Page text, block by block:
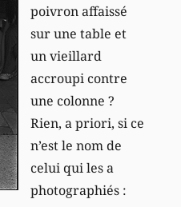
poivron affaissé
sur une table et
un vieillard
accroupi contre
une colonne ?
Rien, a priori, si ce
n’est le nom de
celui qui les a
photographiés :